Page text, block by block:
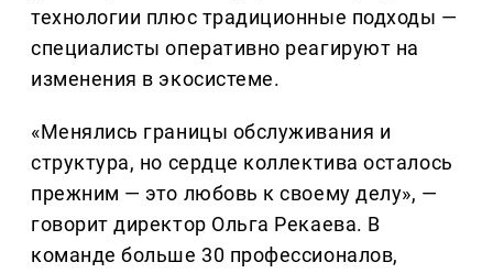
технологии плюс традиционные подходы —
специалисты оперативно реагируют на
изменения в экосистеме.
«Менялись границы обслуживания и
структура, но сердце коллектива осталось
прежним — это любовь к своему делу», —
говорит директор Ольга Рекаева. В
команде больше 30 профессионалов,